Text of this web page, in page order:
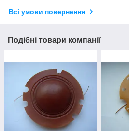
Всі умови повернення
Подібні товари компанії